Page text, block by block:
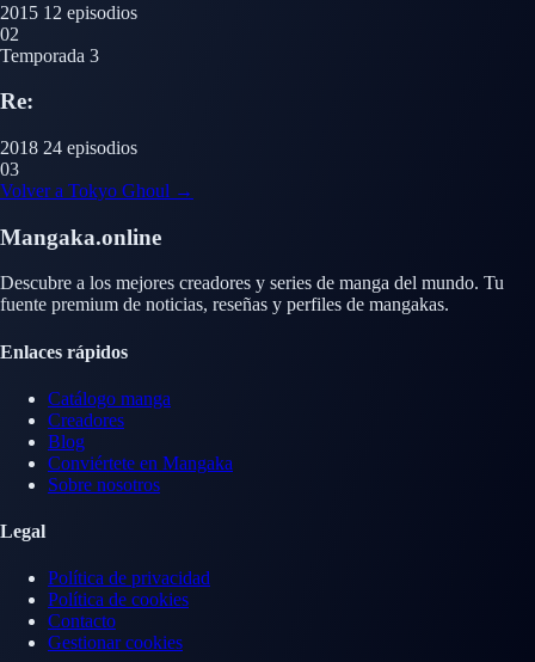
2015 12 episodios
02
Temporada 3
Re:
2018 24 episodios
03
Volver a Tokyo Ghoul →
Mangaka.online
Descubre a los mejores creadores y series de manga del mundo. Tu
fuente premium de noticias, reseñas y perfiles de mangakas.
Enlaces rápidos
Catálogo manga
Creadores
Blog
Conviértete en Mangaka
Sobre nosotros
Legal
Política de privacidad
Política de cookies
Contacto
Gestionar cookies